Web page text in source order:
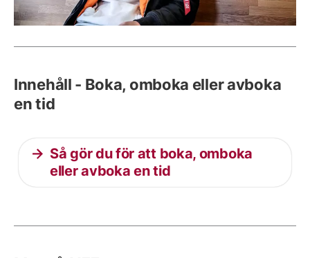
Innehåll - Boka, omboka eller avboka
en tid
Så gör du för att boka, omboka
eller avboka en tid